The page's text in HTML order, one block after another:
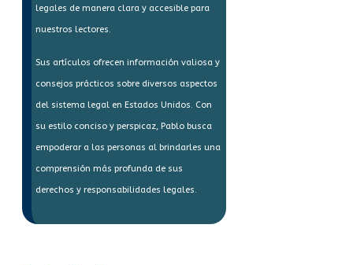
legales de manera clara y accesible para
nuestros lectores.
Sus artículos ofrecen información valiosa y
consejos prácticos sobre diversos aspectos
del sistema legal en Estados Unidos. Con
su estilo conciso y perspicaz, Pablo busca
empoderar a las personas al brindarles una
comprensión más profunda de sus
derechos y responsabilidades legales.